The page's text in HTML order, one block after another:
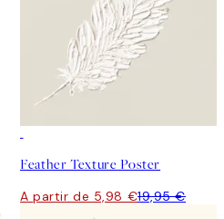
Feather Texture Poster
A partir de 5,98 €19,95 €